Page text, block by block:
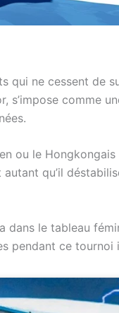
qui ne cessent de
s’impose comme
ou le
qu’il
dans le tableau
pendant ce tournoi